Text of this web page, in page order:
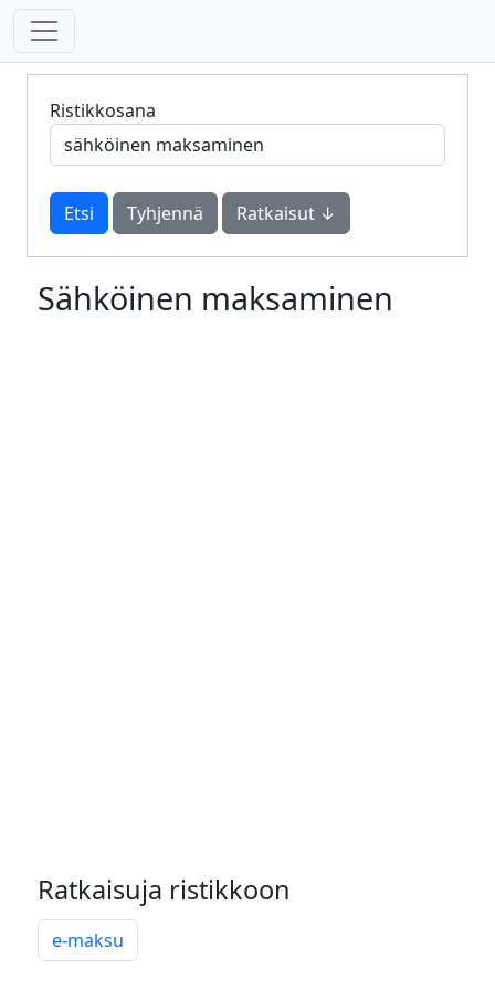
Ristikkosana
Tyhjennä Ratkaisut ↓
Sähköinen maksaminen
Ratkaisuja ristikkoon
e-maksu